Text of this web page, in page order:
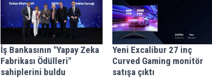
İş Bankasının "Yapay Zeka
Fabrikası Ödülleri"
sahiplerini buldu
Yeni Excalibur 27 inç
Curved Gaming monitör
satışa çıktı